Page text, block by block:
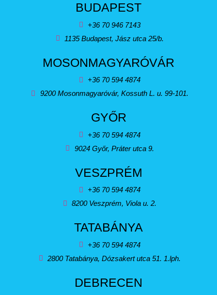
BUDAPEST
+36 70 946 7143
1135 Budapest, Jász utca 25/b.
MOSONMAGYARÓVÁR
+36 70 594 4874
9200 Mosonmagyaróvár, Kossuth L. u. 99-101.
GYŐR
+36 70 594 4874
9024 Győr, Práter utca 9.
VESZPRÉM
+36 70 594 4874
8200 Veszprém, Viola u. 2.
TATABÁNYA
+36 70 594 4874
2800 Tatabánya, Dózsakert utca 51. 1.lph.
DEBRECEN